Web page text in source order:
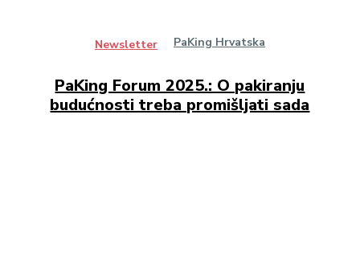
Newsletter PaKing Hrvatska
PaKing Forum 2025.: O pakiranju
budućnosti treba promišljati sada